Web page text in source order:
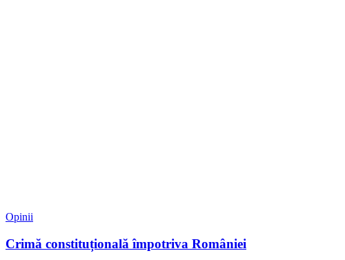
Opinii
Crimă constituțională împotriva României